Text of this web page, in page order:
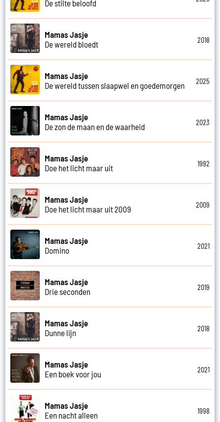
De stilte beloofd
Mamas Jasje
De wereld bloedt
2018
Mamas Jasje
De wereld tussen slaapwel en goedemorgen
2025
Mamas Jasje
De zon de maan en de waarheid
2023
Mamas Jasje
Doe het licht maar uit
1992
Mamas Jasje
Doe het licht maar uit 2009
2009
Mamas Jasje
Domino
2021
Mamas Jasje
Drie seconden
2019
Mamas Jasje
Dunne lijn
2018
Mamas Jasje
Een boek voor jou
2021
Mamas Jasje
Een nacht alleen
1998